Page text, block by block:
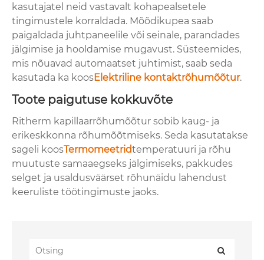
kasutajatel neid vastavalt kohapealsetele
tingimustele korraldada. Mõõdikupea saab
paigaldada juhtpaneelile või seinale, parandades
jälgimise ja hooldamise mugavust. Süsteemides,
mis nõuavad automaatset juhtimist, saab seda
kasutada ka koosElektriline kontaktrõhumõõtur.
Toote paigutuse kokkuvõte
Ritherm kapillaarrõhumõõtur sobib kaug- ja
erikeskkonna rõhumõõtmiseks. Seda kasutatakse
sageli koosTermomeetridtemperatuuri ja rõhu
muutuste samaaegseks jälgimiseks, pakkudes
selget ja usaldusväärset rõhunäidu lahendust
keeruliste töötingimuste jaoks.